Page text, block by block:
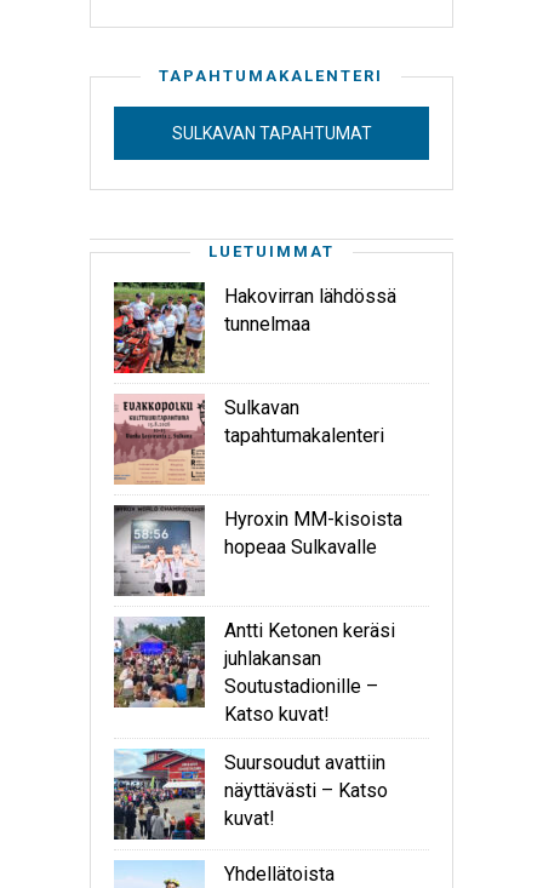
TAPAHTUMAKALENTERI
SULKAVAN TAPAHTUMAT
LUETUIMMAT
Hakovirran lähdössä
tunnelmaa
Sulkavan
tapahtumakalenteri
Hyroxin MM-kisoista
hopeaa Sulkavalle
Antti Ketonen keräsi
juhlakansan
Soutustadionille –
Katso kuvat!
Suursoudut avattiin
näyttävästi – Katso
kuvat!
Yhdellätoista